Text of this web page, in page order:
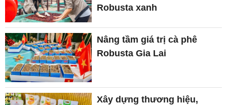
Robusta xanh
Nâng tầm giá trị cà phê
Robusta Gia Lai
Xây dựng thương hiệu,